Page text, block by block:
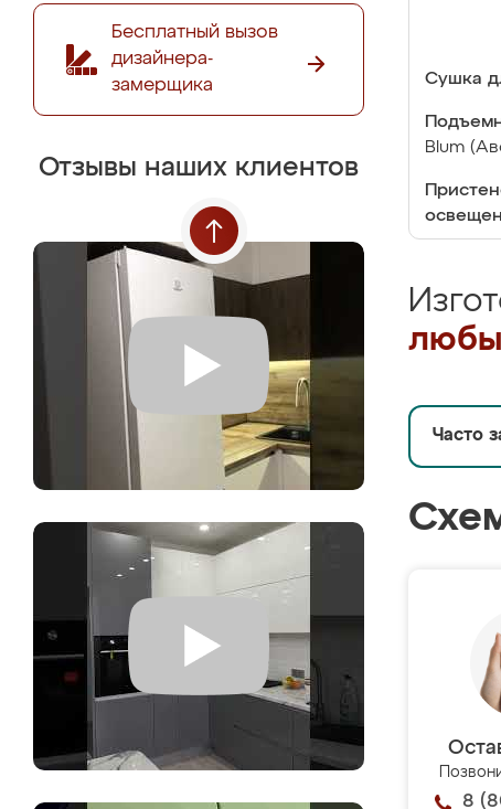
Бесплатный вызов
дизайнера-
замерщика
Отзывы наших клиентов
Сушка
Blum
Часто
8